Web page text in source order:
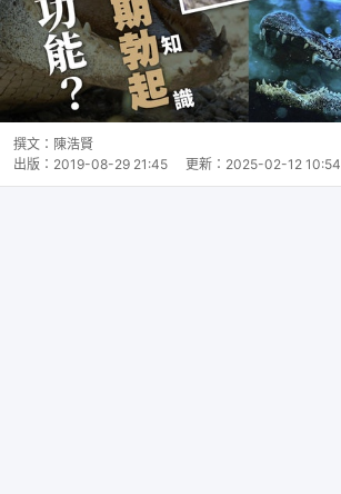
撰文： 陳浩賢
出版： 2019-08-29 21:45 更新： 2025-02-12 10:54